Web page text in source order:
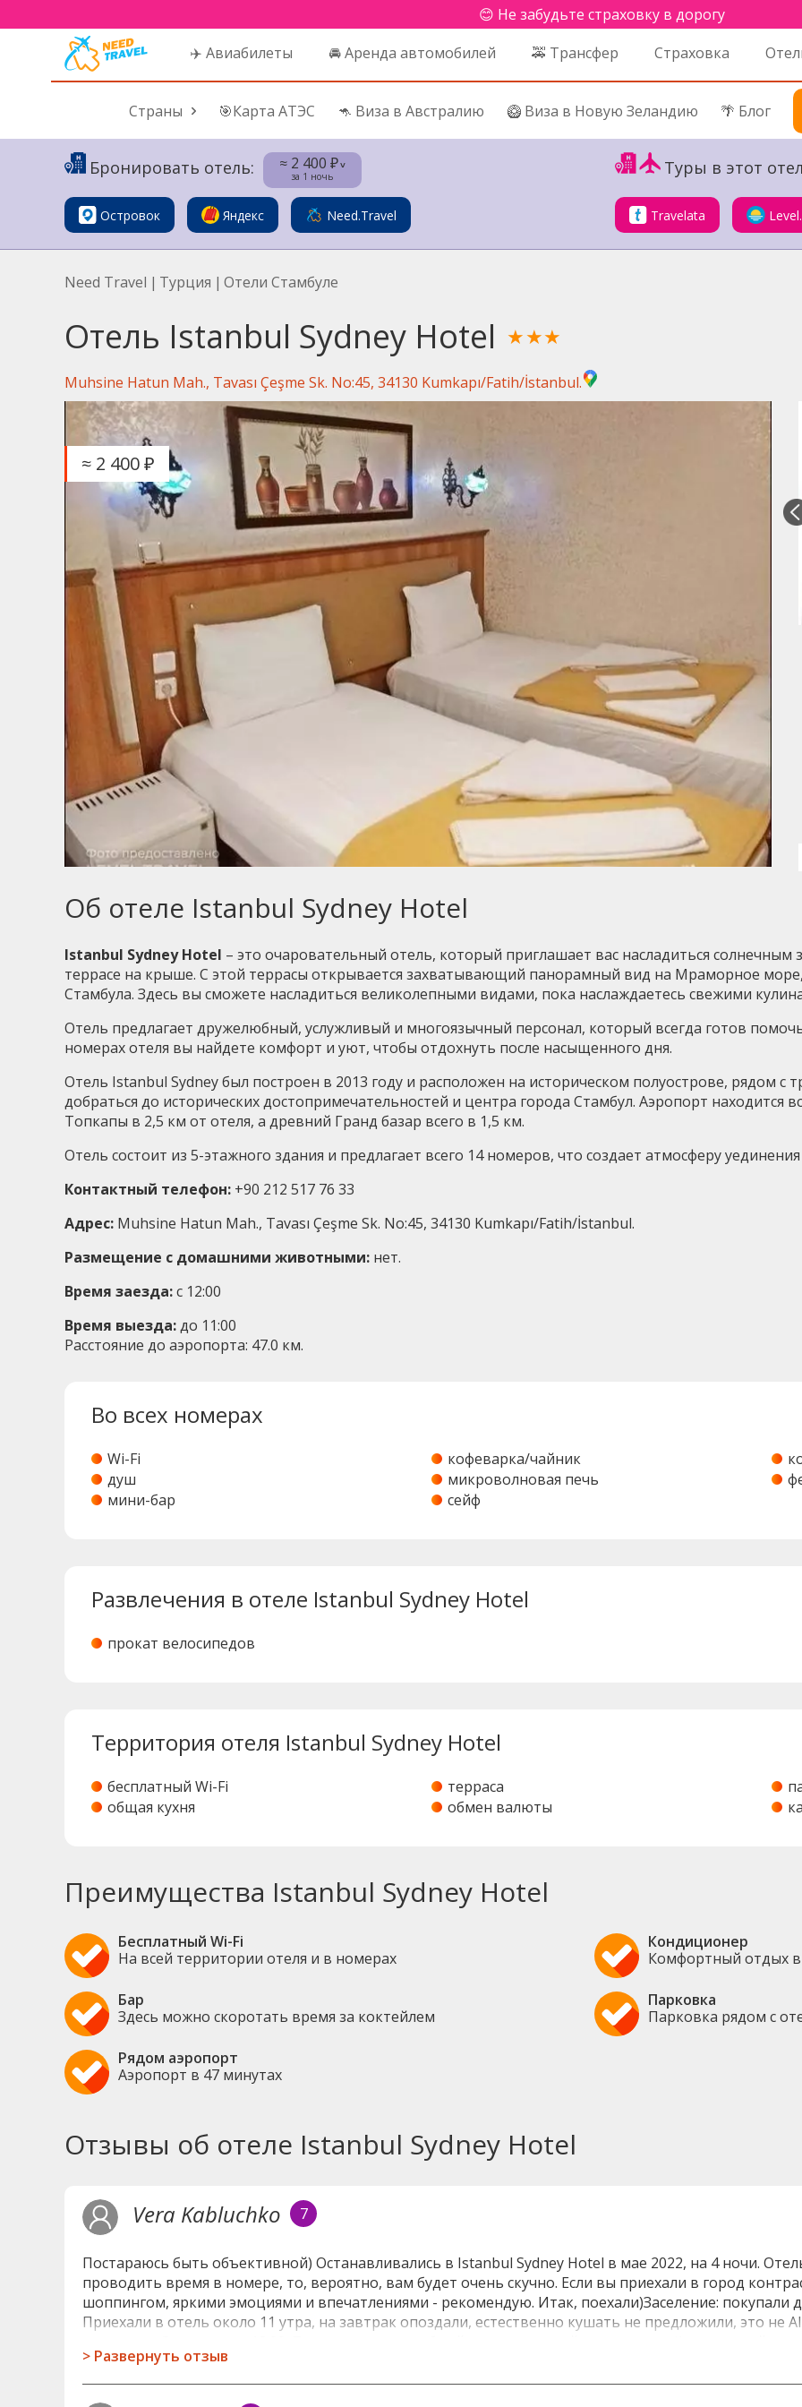
😊 Не забудьте страховку в дорогу
✈️ Авиабилеты 🚘 Аренда автомобилей 🚕 Трансфер Страховка
Страны 🎯Карта АТЭС 🦘 Виза в Австралию 🥝 Виза в Новую Зеландию 🌴 Блог
Бронировать отель: ≈ 2 400 ₽˅
за 1 ночь
Островок Яндекс Need.Travel
Туры в этот
Travelata
Need Travel | Турция | Отели Стамбуле
Отель Istanbul Sydney Hotel ★★★
Muhsine Hatun Mah., Tavası Çeşme Sk. No:45, 34130 Kumkapı/Fatih/İstanbul.
≈ 2 400 ₽
Об отеле Istanbul Sydney Hotel
Istanbul Sydney Hotel – это очаровательный отель, который приглашает вас насладиться
террасе на крыше. С этой террасы открывается захватывающий панорамный вид на Мраморное море,
Стамбула. Здесь вы сможете насладиться великолепными видами, пока наслаждаетесь свежими
Отель предлагает дружелюбный, услужливый и многоязычный персонал, который всегда готов
номерах отеля вы найдете комфорт и уют, чтобы отдохнуть после насыщенного дня.
Отель Istanbul Sydney был построен в 2013 году и расположен на историческом полуострове, рядом с
добраться до исторических достопримечательностей и центра города Стамбул. Аэропорт находится
Топкапы в 2,5 км от отеля, а древний Гранд базар всего в 1,5 км.
Отель состоит из 5-этажного здания и предлагает всего 14 номеров, что создает атмосферу
Контактный телефон: +90 212 517 76 33
Адрес: Muhsine Hatun Mah., Tavası Çeşme Sk. No:45, 34130 Kumkapı/Fatih/İstanbul.
Размещение с домашними животными: нет.
Время заезда:с 12:00
Время выезда:до 11:00
Расстояние до аэропорта: 47.0 км.
Во всех номерах
Wi-Fi кофеварка/чайник
душ
микроволновая печь
мини-бар
сейф
Развлечения в отеле Istanbul Sydney Hotel
прокат велосипедов
Территория отеля Istanbul Sydney Hotel
бесплатный Wi-Fi терраса
общая кухня
обмен валюты
Преимущества Istanbul Sydney Hotel
Бесплатный Wi-Fi
На всей территории отеля и в номерах
Кондиционер
Комфортный отдых
Бар
Здесь можно скоротать время за коктейлем
Парковка
Парковка рядом с
Рядом аэропорт
Аэропорт в 47 минутах
Отзывы об отеле Istanbul Sydney Hotel
Vera Kabluchko 7
Постараюсь быть объективной) Останавливались в Istanbul Sydney Hotel в мае 2022, на 4 ночи.
проводить время в номере, то, вероятно, вам будет очень скучно. Если вы приехали в город
шоппингом, яркими эмоциями и впечатлениями - рекомендую. Итак, поехали)Заселение: покупали
Приехали в отель около 11 утра, на завтрак опоздали, естественно кушать не предложили, это не
помощь, как говорится. Wi-fi бесплатный, скорость отличная, и на ресепшен, и в номере.
аналогично. Оформились, ушли осматривать окрестности и пообедать. Кафешек с местной
в отель около 13.00, заселились сразу же. Номер: на втором этаже, №202. Очень интересная
> Развернуть отзыв